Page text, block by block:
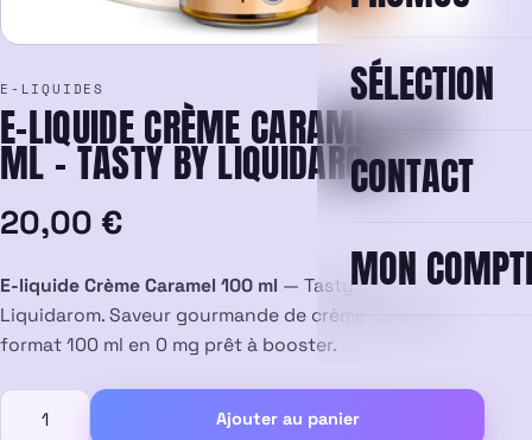
SÉLECTION
CONTACT
MON
E-LIQUIDES
E-LIQUIDE CRÈME CARAMEL 100
ML – TASTY BY LIQUIDAROM
20,00 €
E-liquide Crème Caramel 100 ml — Tasty by
Liquidarom. Saveur gourmande de crème caramel,
format 100 ml en 0 mg prêt à booster.
quantité
Ajouter au panier